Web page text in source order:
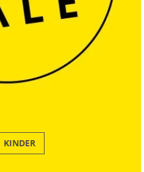
KINDER